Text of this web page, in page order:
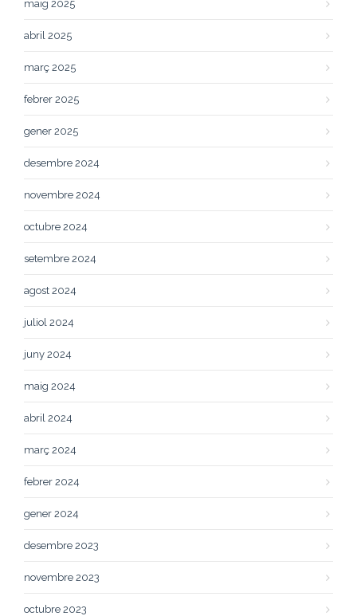
maig 2025
abril 2025
març 2025
febrer 2025
gener 2025
desembre 2024
novembre 2024
octubre 2024
setembre 2024
agost 2024
juliol 2024
juny 2024
maig 2024
abril 2024
març 2024
febrer 2024
gener 2024
desembre 2023
novembre 2023
octubre 2023